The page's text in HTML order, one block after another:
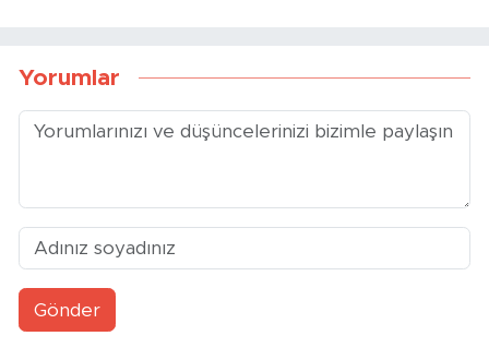
Yorumlar
Gönder